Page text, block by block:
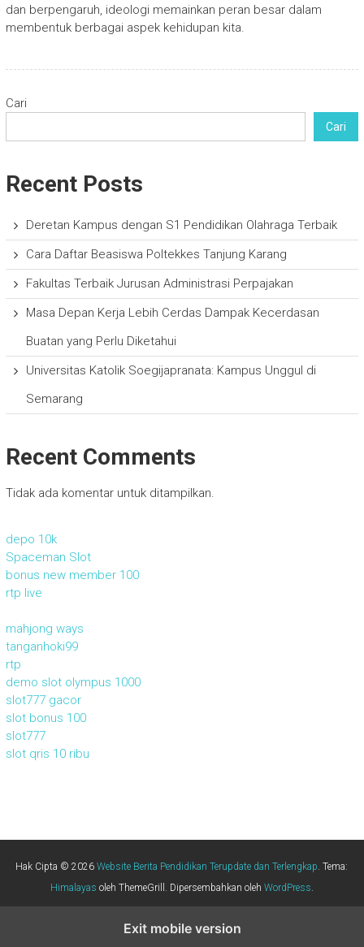
dan berpengaruh, ideologi memainkan peran besar dalam
membentuk berbagai aspek kehidupan kita.
Cari
Cari
Recent Posts
Deretan Kampus dengan S1 Pendidikan Olahraga Terbaik
Cara Daftar Beasiswa Poltekkes Tanjung Karang
Fakultas Terbaik Jurusan Administrasi Perpajakan
Masa Depan Kerja Lebih Cerdas Dampak Kecerdasan
Buatan yang Perlu Diketahui
Universitas Katolik Soegijapranata: Kampus Unggul di
Semarang
Recent Comments
Tidak ada komentar untuk ditampilkan.
depo 10k
Spaceman Slot
bonus new member 100
rtp live
mahjong ways
tanganhoki99
rtp
demo slot olympus 1000
slot777 gacor
slot bonus 100
slot777
slot qris 10 ribu
Hak Cipta © 2026Website Berita Pendidikan Terupdate dan Terlengkap. Tema:
Himalayas oleh ThemeGrill. Dipersembahkan oleh WordPress.
Exit mobile version